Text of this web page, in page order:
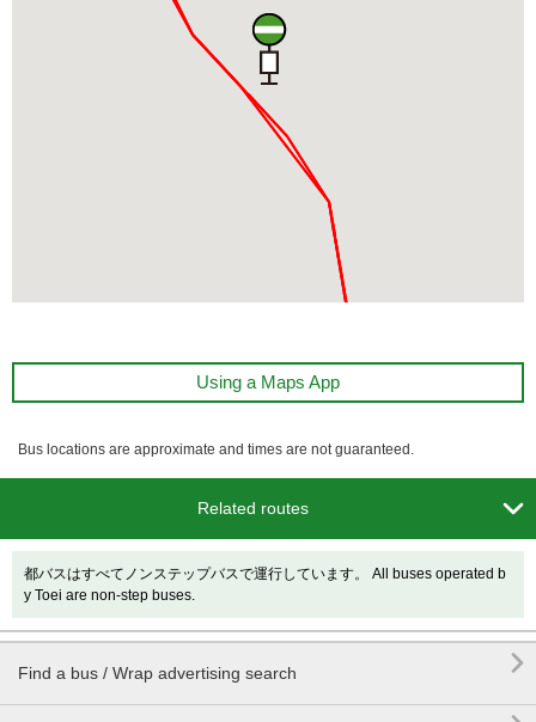
Using a Maps App
Bus locations are approximate and times are not guaranteed.
Related routes 
都バスはすべてノンステップバスで運行しています。 All buses operated b
y Toei are non-step buses.
Find a bus / Wrap advertising search
